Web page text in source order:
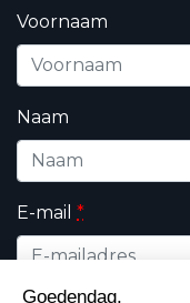
Voornaam
Naam
E-mail *